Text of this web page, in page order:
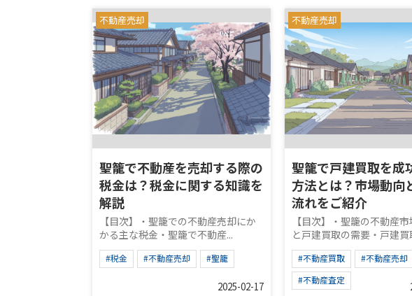
不動産売却
聖籠で不動産を売却する際の
税金は？税金に関する知識を
解説
【目次】・聖籠での不動産売却にか
かる主な税金・聖籠で不動産...
#税金 #不動産売却 #聖籠
2025-02-17
不動産売却
聖籠で戸建買取を成
方法とは？市場動向
流れをご紹介
【目次】・聖籠の不動産
と戸建買取の需要・戸建買
#不動産買取
#不動産売却
#不動産査定